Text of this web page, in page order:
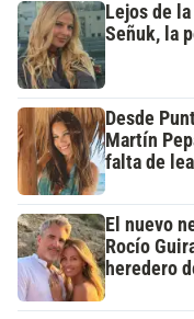
Lejos de
Señuk, la
Desde
Martín
falta de
El nuevo
Rocío
heredero